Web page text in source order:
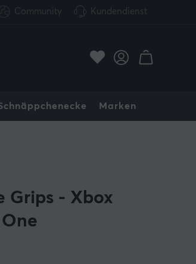
Community Kundendienst
Marken
Grips - Xbox
One